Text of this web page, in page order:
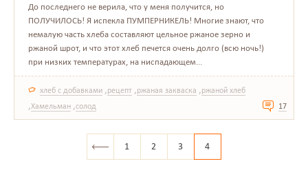
До последнего не верила, что у меня получится, но
ПОЛУЧИЛОСЬ! Я испекла ПУМПЕРНИКЕЛЬ! Многие знают, что
немалую часть хлеба составляют цельное ржаное зерно и
ржаной шрот, и что этот хлеб печется очень долго (всю ночь!)
при низких температурах, на ниспадающем...
хлеб с добавками ,рецепт ,ржаная закваска ,ржаной хлеб
,Хамельман ,солод 17
1 2 3 4